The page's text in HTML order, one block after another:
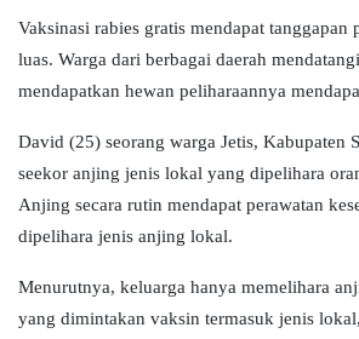
Vaksinasi rabies gratis mendapat tanggapan
luas. Warga dari berbagai daerah
mendapatkan hewan peliharaannya
David (25) seorang warga Jetis, Kabupaten
seekor anjing jenis lokal yang dipelihara
Anjing secara rutin mendapat perawatan
dipelihara jenis anjing lokal.
Menurutnya, keluarga hanya memelihara
yang dimintakan vaksin termasuk jenis